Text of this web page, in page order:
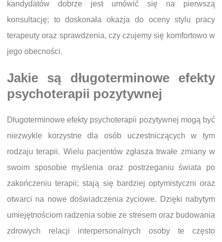
kandydatów dobrze jest umówić się na pierwszą
konsultację; to doskonała okazja do oceny stylu pracy
terapeuty oraz sprawdzenia, czy czujemy się komfortowo w
jego obecności.
Jakie są długoterminowe efekty
psychoterapii pozytywnej
Długoterminowe efekty psychoterapii pozytywnej mogą być
niezwykle korzystne dla osób uczestniczących w tym
rodzaju terapii. Wielu pacjentów zgłasza trwałe zmiany w
swoim sposobie myślenia oraz postrzeganiu świata po
zakończeniu terapii; stają się bardziej optymistyczni oraz
otwarci na nowe doświadczenia życiowe. Dzięki nabytym
umiejętnościom radzenia sobie ze stresem oraz budowania
zdrowych relacji interpersonalnych osoby te często